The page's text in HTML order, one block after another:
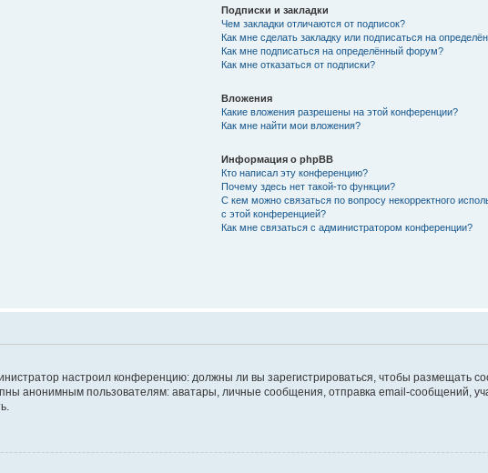
Подписки и закладки
Чем закладки отличаются от подписок?
Как мне сделать закладку или подписаться на
Как мне подписаться на определённый форум?
Как мне отказаться от подписки?
Вложения
Какие вложения разрешены на этой конференции?
Как мне найти мои вложения?
Информация о phpBB
Кто написал эту конференцию?
Почему здесь нет такой-то функции?
С кем можно связаться по вопросу некорректного
с этой конференцией?
Как мне связаться с администратором конференции?
настроил конференцию: должны ли вы зарегистрироваться, чтобы размещать
анонимным пользователям: аватары, личные сообщения, отправка email-сообщений,